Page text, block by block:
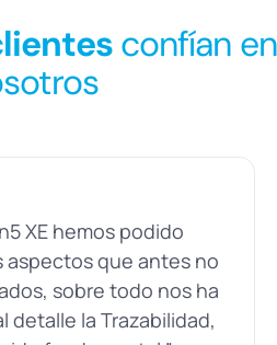
confían en
XE hemos podido
que antes no
sobre todo nos ha
detalle la Trazabilidad,